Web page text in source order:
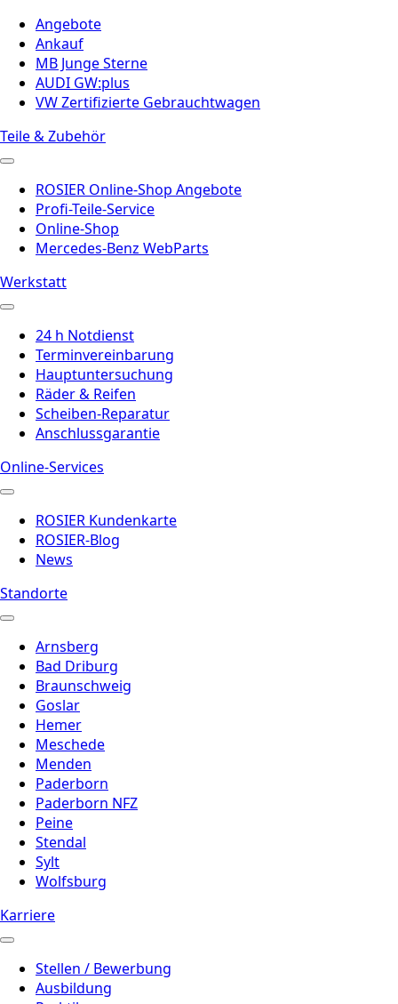
Angebote
Ankauf
MB Junge Sterne
AUDI GW:plus
VW Zertifizierte Gebrauchtwagen
Teile & Zubehör
ROSIER Online-Shop Angebote
Profi-Teile-Service
Online-Shop
Mercedes-Benz WebParts
Werkstatt
24 h Notdienst
Terminvereinbarung
Hauptuntersuchung
Räder & Reifen
Scheiben-Reparatur
Anschlussgarantie
Online-Services
ROSIER Kundenkarte
ROSIER-Blog
News
Standorte
Arnsberg
Bad Driburg
Braunschweig
Goslar
Hemer
Meschede
Menden
Paderborn
Paderborn NFZ
Peine
Stendal
Sylt
Wolfsburg
Karriere
Stellen / Bewerbung
Ausbildung